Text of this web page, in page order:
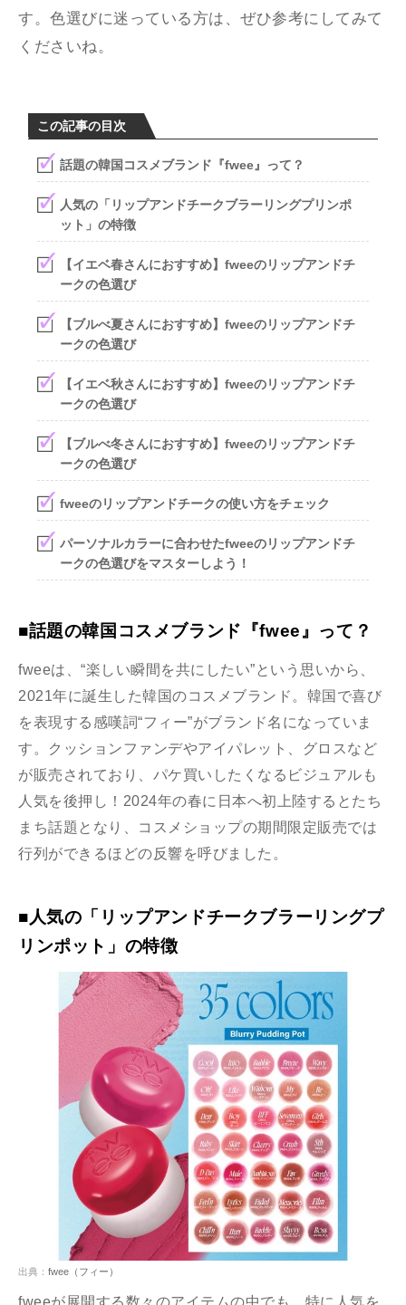
す。色選びに迷っている方は、ぜひ参考にしてみて
くださいね。
この記事の目次
話題の韓国コスメブランド『fwee』って？
人気の「リップアンドチークブラーリングプリンポ
ット」の特徴
【イエベ春さんにおすすめ】fweeのリップアンドチ
ークの色選び
【ブルべ夏さんにおすすめ】fweeのリップアンドチ
ークの色選び
【イエベ秋さんにおすすめ】fweeのリップアンドチ
ークの色選び
【ブルべ冬さんにおすすめ】fweeのリップアンドチ
ークの色選び
fweeのリップアンドチークの使い方をチェック
パーソナルカラーに合わせたfweeのリップアンドチ
ークの色選びをマスターしよう！
■話題の韓国コスメブランド『fwee』って？
fweeは、“楽しい瞬間を共にしたい”という思いから、
2021年に誕生した韓国のコスメブランド。韓国で喜び
を表現する感嘆詞“フィー”がブランド名になっていま
す。クッションファンデやアイパレット、グロスなど
が販売されており、パケ買いしたくなるビジュアルも
人気を後押し！2024年の春に日本へ初上陸するとたち
まち話題となり、コスメショップの期間限定販売では
行列ができるほどの反響を呼びました。
■人気の「リップアンドチークブラーリングプ
リンポット」の特徴
出典： fwee（フィー）
fweeが展開する数々のアイテムの中でも、特に人気を